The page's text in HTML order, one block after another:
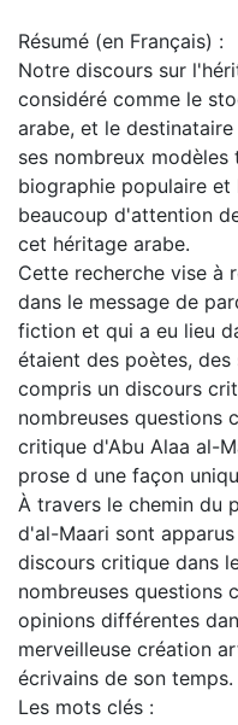
Résumé (en Français) :
Notre discours sur
considéré comme le
arabe, et le
ses nombreux
biographie populaire et
beaucoup d'attention
cet héritage arabe.
Cette recherche vise à
dans le message de
fiction et qui a eu lieu
étaient des poètes,
compris un discours
nombreuses questions
critique d'Abu Alaa al-
prose d une façon
À travers le chemin du
d'al-Maari sont
discours critique dans
nombreuses questions
opinions différentes
merveilleuse création
écrivains de son temps.
Les mots clés :